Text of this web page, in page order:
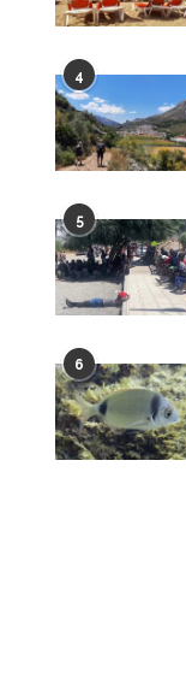
4
5
6